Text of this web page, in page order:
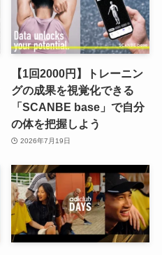
【1回2000円】トレーニン
グの成果を視覚化できる
「SCANBE base」で自分
の体を把握しよう
2026年7月19日